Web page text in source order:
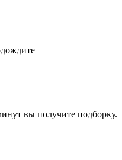
вы получите подборку.